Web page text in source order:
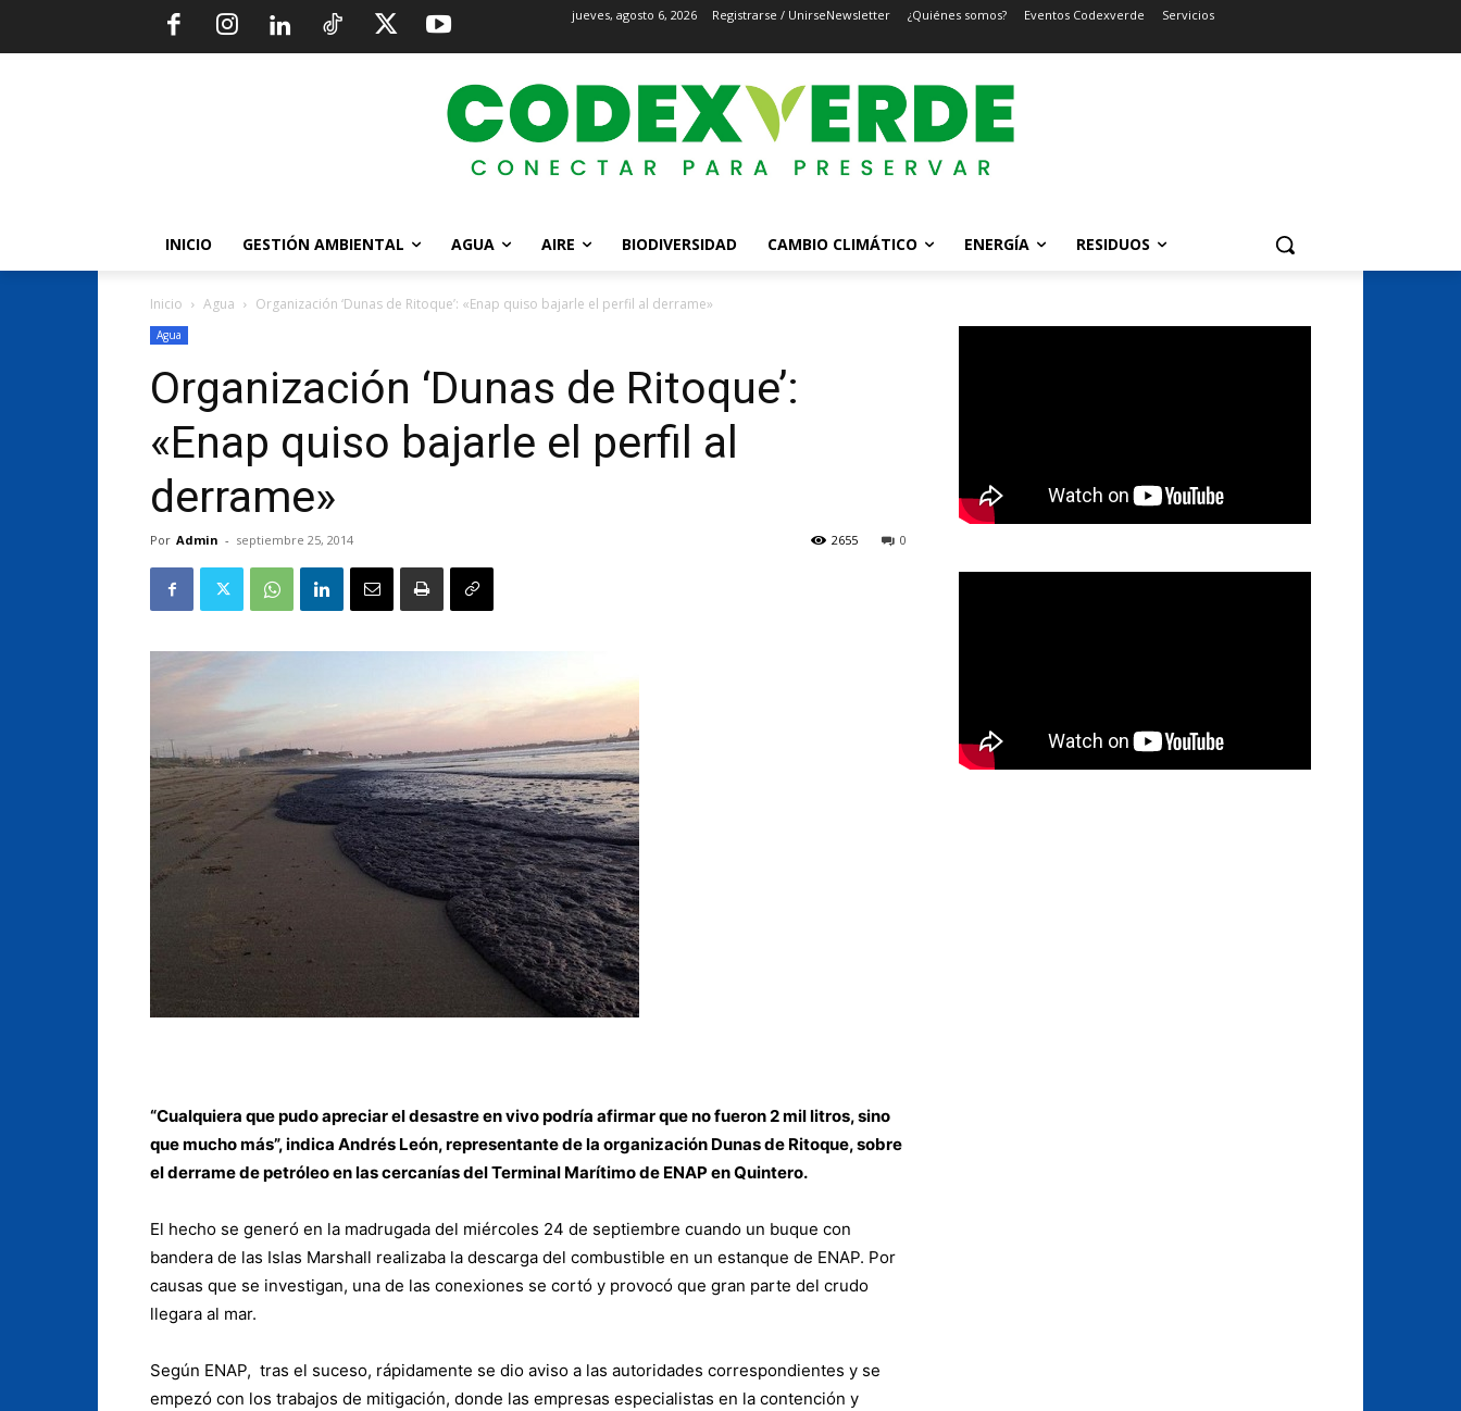
jueves, agosto 6, 2026 Registrarse / UnirseNewsletter ¿Quiénes somos? Eventos Codexverde Servicios
INICIO GESTIÓN AMBIENTAL AGUA AIRE BIODIVERSIDAD CAMBIO CLIMÁTICO ENERGÍA RESIDUOS
Inicio Agua Organización ‘Dunas de Ritoque’: «Enap quiso bajarle el perfil al derrame»
Agua
Organización ‘Dunas de Ritoque’:
«Enap quiso bajarle el perfil al
derrame»
Por Admin - septiembre 25, 2014 0
2655
“Cualquiera que pudo apreciar el desastre en vivo podría afirmar que no fueron 2 mil litros, sino
que mucho más”, indica Andrés León, representante de la organización Dunas de Ritoque, sobre
el derrame de petróleo en las cercanías del Terminal Marítimo de ENAP en Quintero.
El hecho se generó en la madrugada del miércoles 24 de septiembre cuando un buque con
bandera de las Islas Marshall realizaba la descarga del combustible en un estanque de ENAP. Por
causas que se investigan, una de las conexiones se cortó y provocó que gran parte del crudo
llegara al mar.
Según ENAP, tras el suceso, rápidamente se dio aviso a las autoridades correspondientes y se
empezó con los trabajos de mitigación, donde las empresas especialistas en la contención y